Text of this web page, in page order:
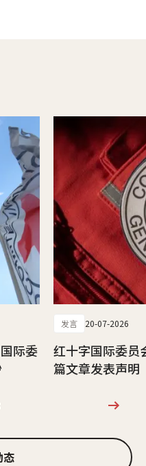
际委
发言 20-07-2026
红十字国际委员
篇文章发表声明
态